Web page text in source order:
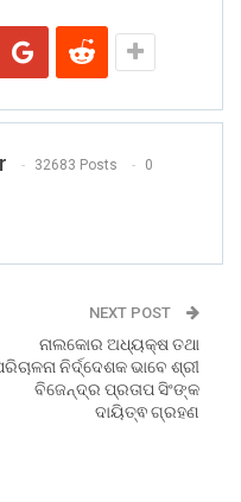
32683 Posts 0
NEXT POST
ନାଲକୋର ଅଧ୍ୟକ୍ଷ ତଥା
ନିର୍ଦ୍ଦେଶକ ଭାବେ ଶ୍ରୀ
ବିଜେନ୍ଦ୍ର ପ୍ରତାପ ସିଂଙ୍କ
ଦାୟିତ୍ଵ ଗ୍ରହଣ